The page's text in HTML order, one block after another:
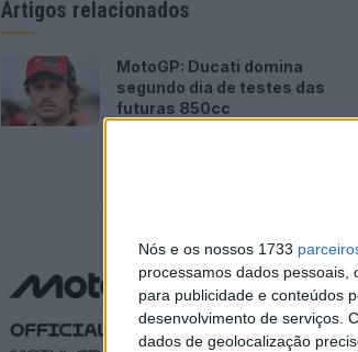
Nós e os nossos 1733
processamos dados pessoais,
para publicidade e conteúdos
desenvolvimento de serviços.
dados de geolocalização
Artigos relacionados
MotoGP: Ducati domina
segundo dia de testes das
futuras 850cc